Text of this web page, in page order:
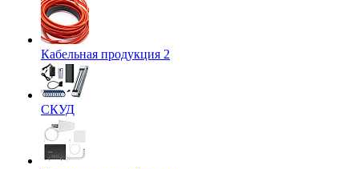
Кабельная продукция 2
СКУД